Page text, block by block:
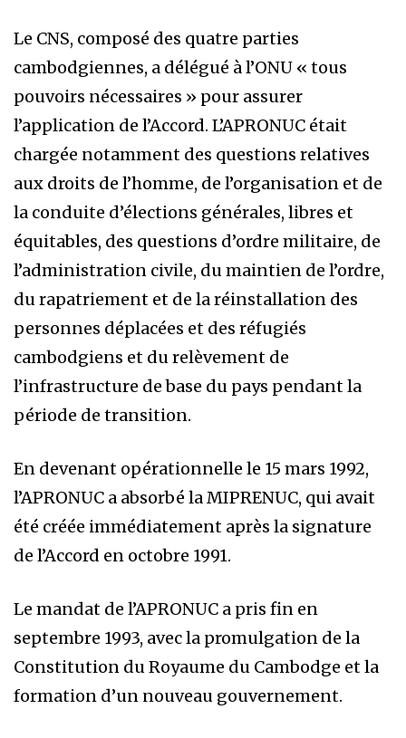
Le CNS, composé des quatre parties
cambodgiennes, a délégué à l’ONU « tous
pouvoirs nécessaires » pour assurer
l’application de l’Accord. L’APRONUC était
chargée notamment des questions relatives
aux droits de l’homme, de l’organisation et de
la conduite d’élections générales, libres et
équitables, des questions d’ordre militaire, de
l’administration civile, du maintien de l’ordre,
du rapatriement et de la réinstallation des
personnes déplacées et des réfugiés
cambodgiens et du relèvement de
l’infrastructure de base du pays pendant la
période de transition.
En devenant opérationnelle le 15 mars 1992,
l’APRONUC a absorbé la MIPRENUC, qui avait
été créée immédiatement après la signature
de l’Accord en octobre 1991.
Le mandat de l’APRONUC a pris fin en
septembre 1993, avec la promulgation de la
Constitution du Royaume du Cambodge et la
formation d’un nouveau gouvernement.